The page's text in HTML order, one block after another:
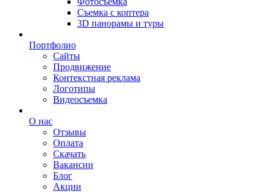
Съемка с коптера
3D панорамы и туры
Портфолио
Сайты
Продвижение
Контекстная реклама
Логотипы
Видеосъемка
О нас
Отзывы
Оплата
Скачать
Вакансии
Блог
Акции